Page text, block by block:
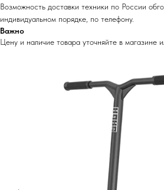
Возможность доставки техники по России
индивидуальном порядке, по телефону.
Важно
Цену и наличие товара уточняйте в магазине